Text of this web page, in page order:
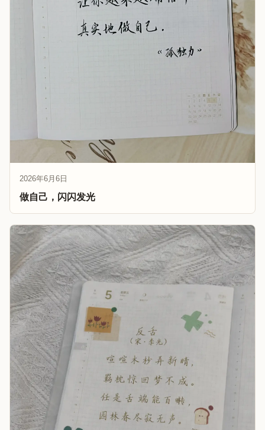
2026年6月6日
做自己，闪闪发光